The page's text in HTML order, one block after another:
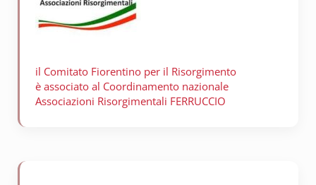
il Comitato Fiorentino per il Risorgimento
è associato al Coordinamento nazionale
Associazioni Risorgimentali FERRUCCIO